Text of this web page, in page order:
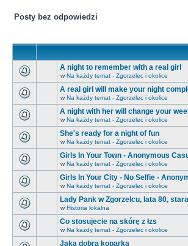
Posty bez odpowiedzi
A night to remember with a real girl
w Na każdy temat - Zgorzelec i okolice
A real girl will make your night
w Na każdy temat - Zgorzelec i okolice
A night with her will change your
w Na każdy temat - Zgorzelec i okolice
She's ready for a night of fun
w Na każdy temat - Zgorzelec i okolice
Girls In Your Town - Anonymous
w Na każdy temat - Zgorzelec i okolice
Girls In Your City - No Selfie -
w Na każdy temat - Zgorzelec i okolice
Lady Pank w Zgorzelcu, lata 80,
w Historia lokalna
Co stosujecie na skórę z łzs
w Na każdy temat - Zgorzelec i okolice
Jaka dobra koparka